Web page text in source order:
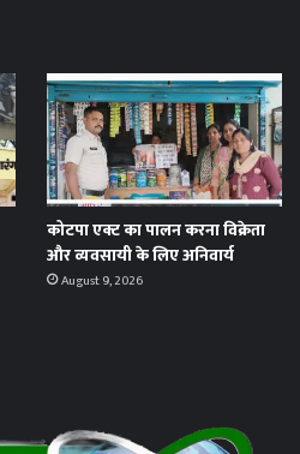
कोटपा एक्ट का पालन करना विक्रेता
और व्यवसायी के लिए अनिवार्य
August 9, 2026